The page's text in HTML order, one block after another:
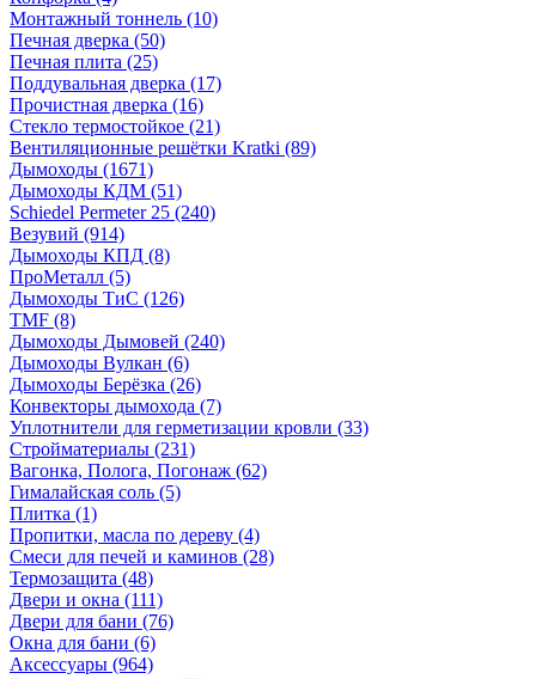
Монтажный тоннель (10)
Печная дверка (50)
Печная плита (25)
Поддувальная дверка (17)
Прочистная дверка (16)
Стекло термостойкое (21)
Вентиляционные решётки Kratki (89)
Дымоходы (1671)
Дымоходы КДМ (51)
Schiedel Permeter 25 (240)
Везувий (914)
Дымоходы КПД (8)
ПроМеталл (5)
Дымоходы ТиС (126)
TMF (8)
Дымоходы Дымовей (240)
Дымоходы Вулкан (6)
Дымоходы Берёзка (26)
Конвекторы дымохода (7)
Уплотнители для герметизации кровли (33)
Стройматериалы (231)
Вагонка, Полога, Погонаж (62)
Гималайская соль (5)
Плитка (1)
Пропитки, масла по дереву (4)
Смеси для печей и каминов (28)
Термозащита (48)
Двери и окна (111)
Двери для бани (76)
Окна для бани (6)
Аксессуары (964)